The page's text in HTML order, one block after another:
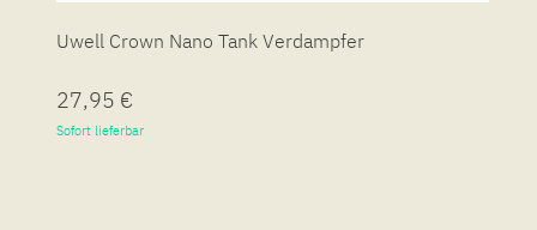
Uwell Crown Nano Tank Verdampfer
27,95 €
Sofort lieferbar